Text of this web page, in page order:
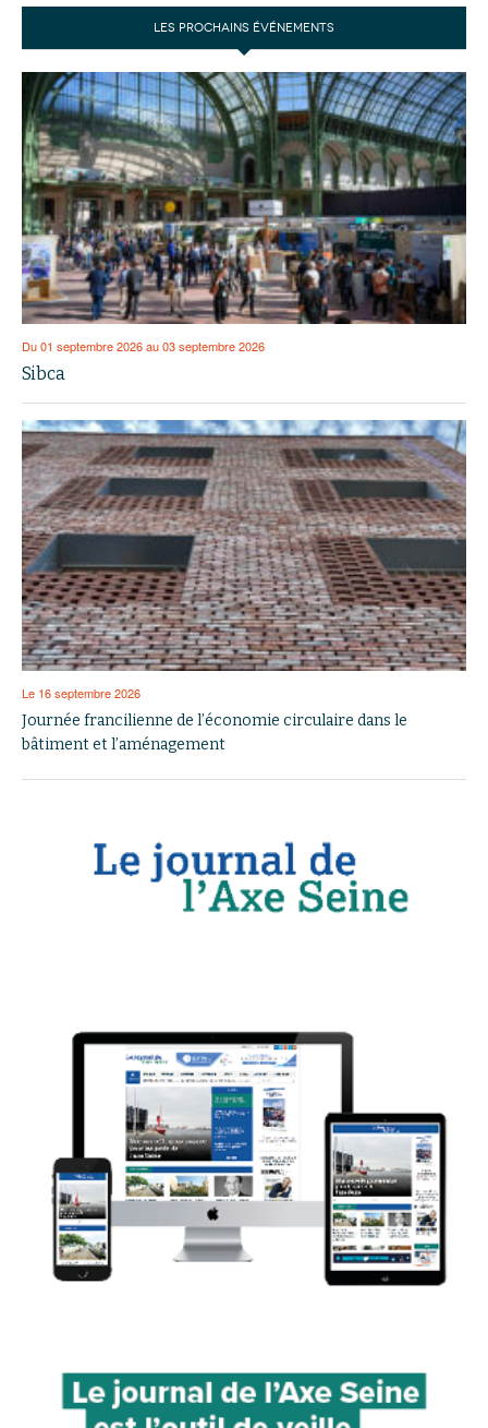
LES PROCHAINS ÉVÉNEMENTS
Du 01 septembre 2026 au 03 septembre 2026
Sibca
Le 16 septembre 2026
Journée francilienne de l’économie circulaire dans le
bâtiment et l’aménagement